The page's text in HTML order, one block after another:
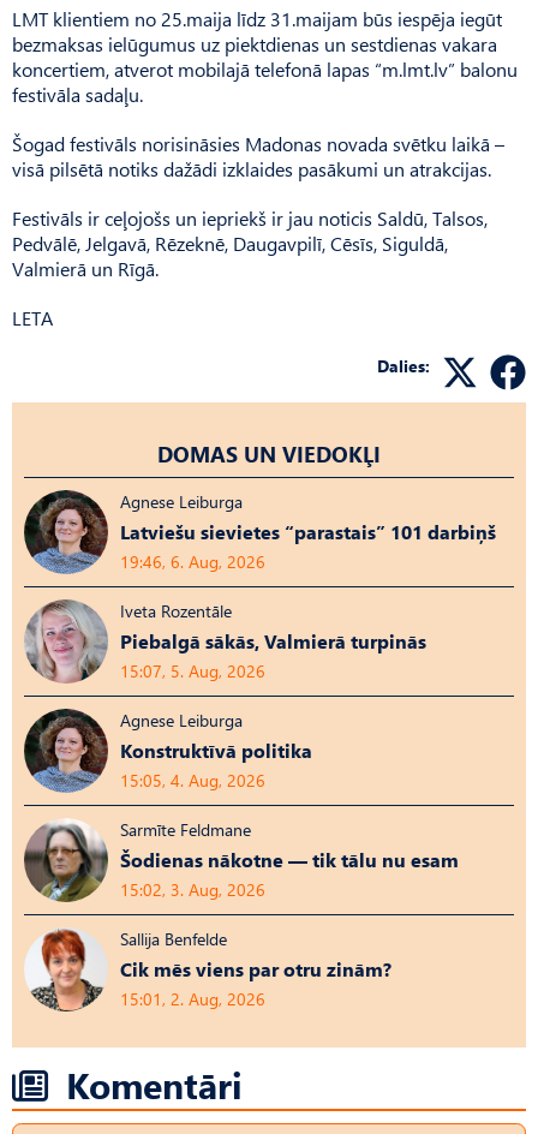
LMT klientiem no 25.maija līdz 31.maijam būs iespēja iegūt
bezmaksas ielūgumus uz piektdienas un sestdienas vakara
koncertiem, atverot mobilajā telefonā lapas “m.lmt.lv” balonu
festivāla sadaļu.
Šogad festivāls norisināsies Madonas novada svētku laikā –
visā pilsētā notiks dažādi izklaides pasākumi un atrakcijas.
Festivāls ir ceļojošs un iepriekš ir jau noticis Saldū, Talsos,
Pedvālē, Jelgavā, Rēzeknē, Daugavpilī, Cēsīs, Siguldā,
Valmierā un Rīgā.
LETA
Dalies:
DOMAS UN VIEDOKĻI
Agnese Leiburga
Latviešu sievietes “parastais” 101 darbiņš
19:46, 6. Aug, 2026
Iveta Rozentāle
Piebalgā sākās, Valmierā turpinās
15:07, 5. Aug, 2026
Agnese Leiburga
Konstruktīvā politika
15:05, 4. Aug, 2026
Sarmīte Feldmane
Šodienas nākotne — tik tālu nu esam
15:02, 3. Aug, 2026
Sallija Benfelde
Cik mēs viens par otru zinām?
15:01, 2. Aug, 2026
Komentāri